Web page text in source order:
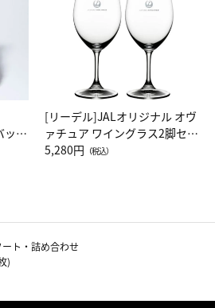
ッグ
ス
[リーデル]JALオリジナル オヴ
ァチュア ワイングラス2脚セッ
ト（レッドワイン）
5,280円 （税込）
ート・詰め合わせ
)